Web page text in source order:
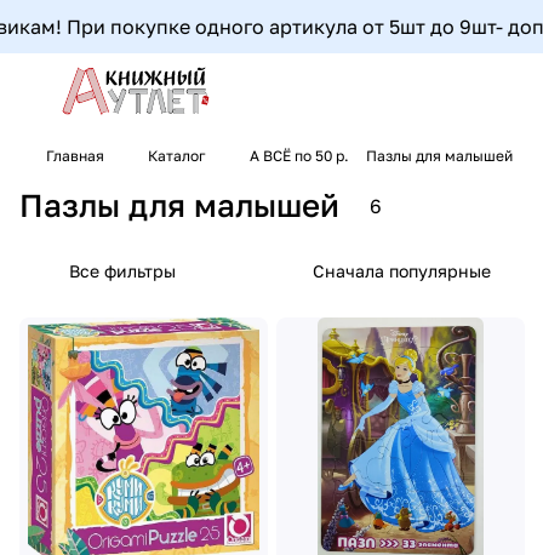
При покупке одного артикула от 5шт до 9шт-
Главная Каталог А ВСЁ по 50 р. Пазлы для малышей
Пазлы для малышей 6
Все фильтры Сначала популярные